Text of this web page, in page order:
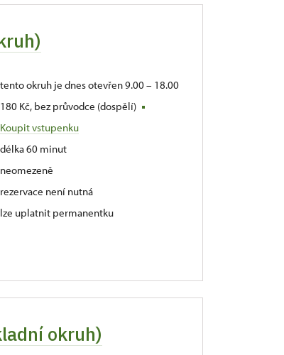
tento okruh je dnes otevřen 9.00 – 18.00
180 Kč, bez průvodce (dospělí)
Koupit vstupenku
délka 60 minut
neomezeně
rezervace není nutná
lze uplatnit permanentku
okruh)